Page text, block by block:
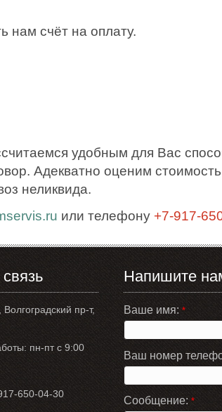
нам счёт на оплату.
удобным для Вас
Адекватно оценим
неликвида.
или телефону +7-917-
Волгоградский пр-т,
пн-пт с 9:00
650-04-30
Напишите
Ваше имя: *
Ваш номер
Сообщение: *